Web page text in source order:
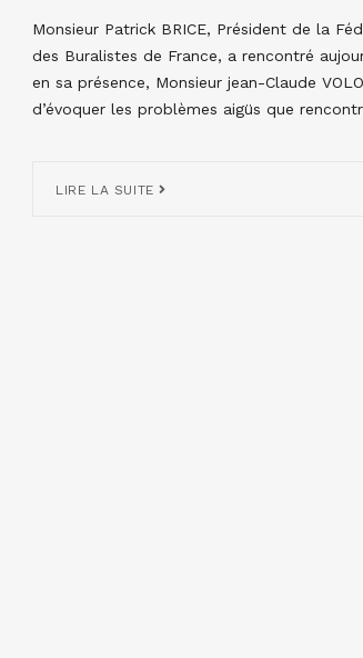
Monsieur Patrick BRICE, Président de la
des Buralistes de France, a rencontré
en sa présence, Monsieur jean-Claude
d’évoquer les problèmes aigüs que
LIRE LA SUITE